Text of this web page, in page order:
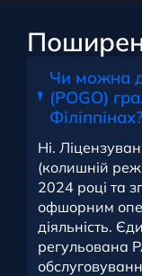
Чи можна
(POGO)
Філіппінах?
Ні.
(колишній
2024 році та
офшорним
діяльність.
регульована